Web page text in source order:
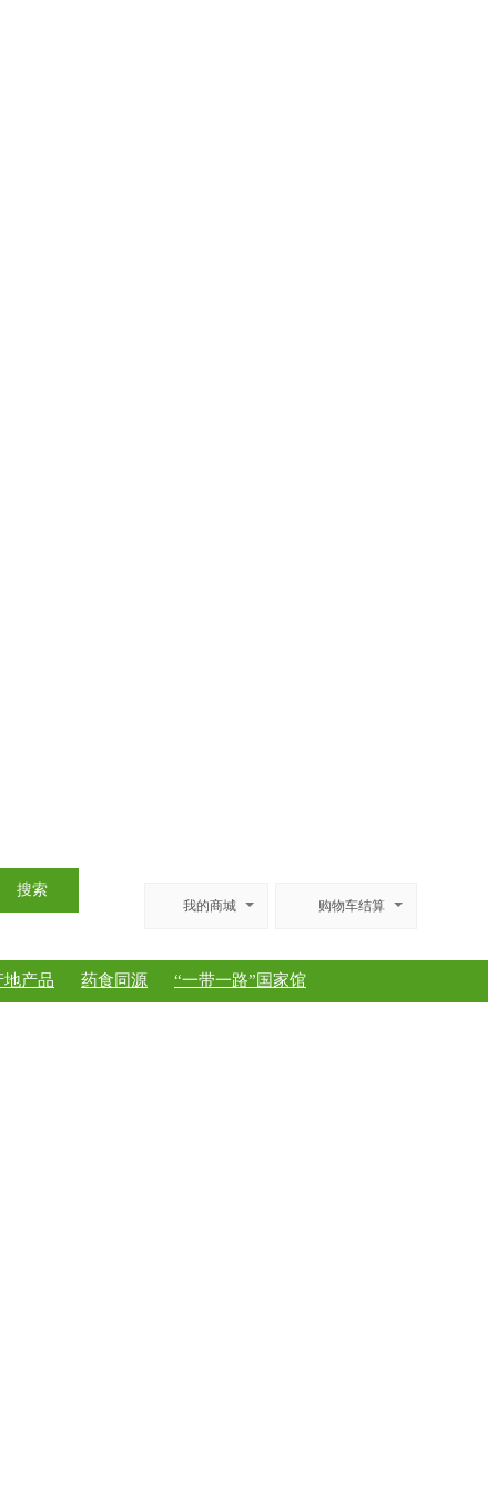
搜索
我的商城 购物车结算
地产品 药食同源 “一带一路”国家馆